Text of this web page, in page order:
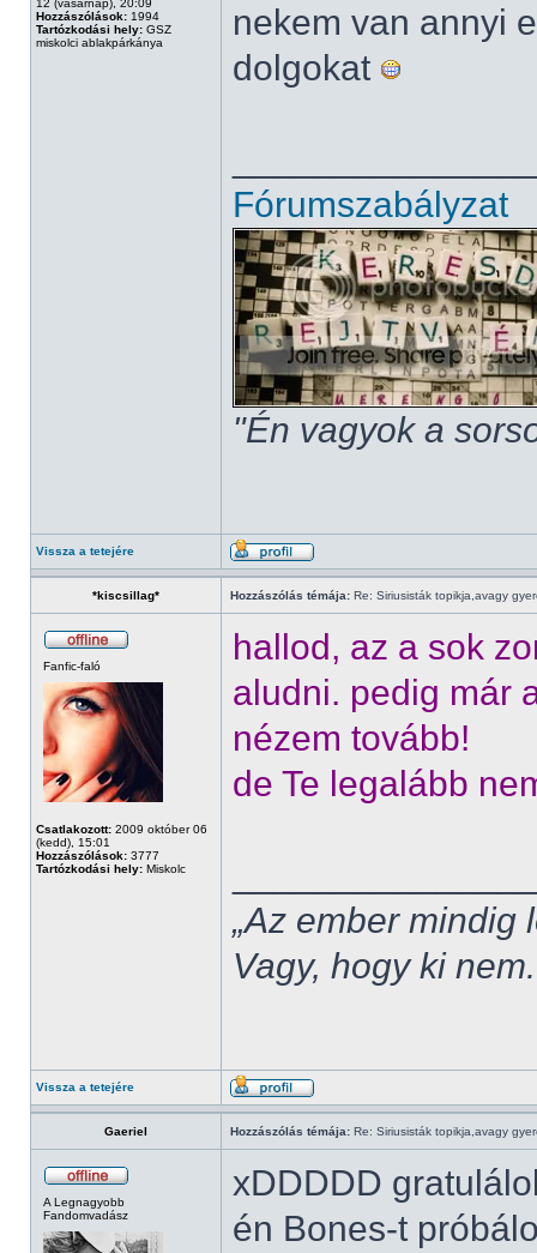
12 (vasárnap), 20:09
Hozzászólások: 1994
Tartózkodási hely: GSZ
miskolci ablakpárkánya
nekem van annyi
dolgokat
Fórumszabályzat
"Én vagyok a
Vissza a tetejére
*kiscsillag* Hozzászólás témája: Re: Siriusisták topikja,avagy
Fanfic-faló
Csatlakozott: 2009 október 06
(kedd), 15:01
Hozzászólások: 3777
Tartózkodási hely: Miskolc
hallod, az a sok
aludni. pedig már
nézem tovább!
de Te legalább
„Az ember mindig
Vagy, hogy ki
Vissza a tetejére
Gaeriel Hozzászólás témája: Re: Siriusisták topikja,avagy
A Legnagyobb
Fandomvadász
xDDDDD
én Bones-t